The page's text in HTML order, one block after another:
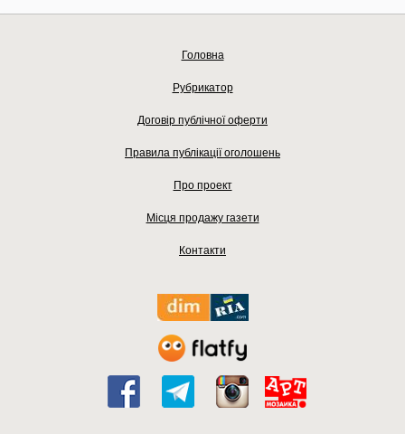
Головна
Рубрикатор
Договір публічної оферти
Правила публікації оголошень
Про проект
Місця продажу газети
Контакти